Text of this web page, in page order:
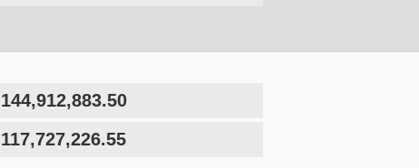
144,912,883.50
117,727,226.55